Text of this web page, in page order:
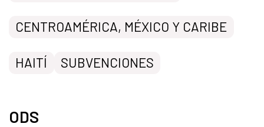
CENTROAMÉRICA, MÉXICO Y CARIBE
HAITÍ SUBVENCIONES
ODS